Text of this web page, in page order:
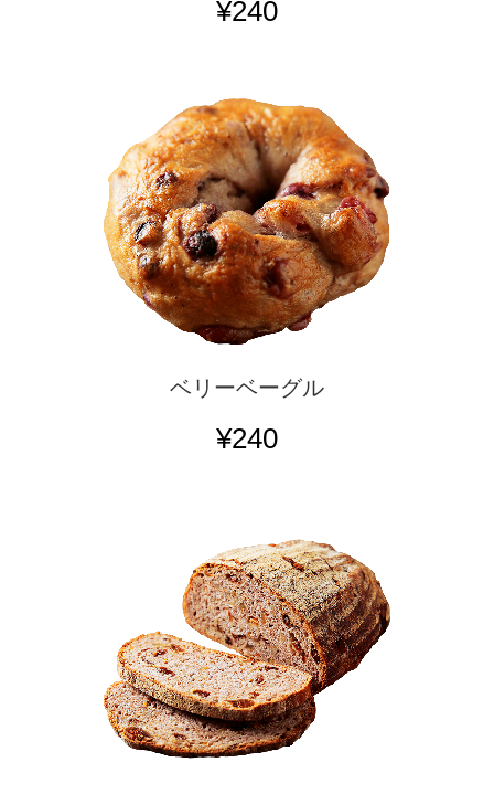
¥240
ベリーベーグル
¥240